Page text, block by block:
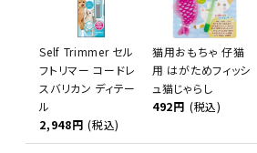
Self Trimmer セル
フトリマー コードレ
スバリカン ディテー
ル
2,948円 (税込)
猫用おもちゃ 仔猫
用 はがためフィッシ
ュ猫じゃらし
492円 (税込)